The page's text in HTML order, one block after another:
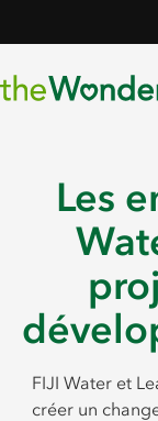
Les
FIJI Water et
créer un